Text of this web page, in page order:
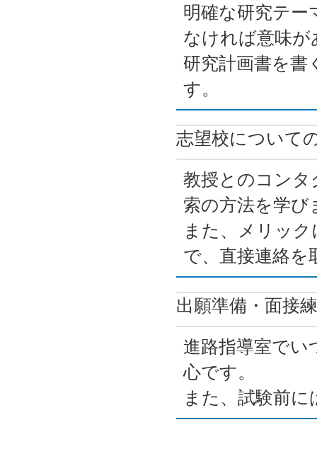
明確な研究テ
なければ意味
研究計画書を書
す。
志望校について
教授とのコンタ
索の方法を学び
また、メリッ
で、直接連絡を
出願準備・面接
進路指導室でい
心です。
また、試験前